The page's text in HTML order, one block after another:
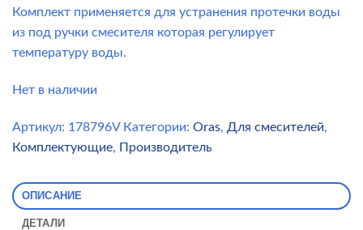
Комплект применяется для устранения протечки воды
из под ручки смесителя которая регулирует
температуру воды.
Нет в наличии
Артикул: 178796V Категории: Oras, Для смесителей,
Комплектующие, Производитель
ОПИСАНИЕ
ДЕТАЛИ